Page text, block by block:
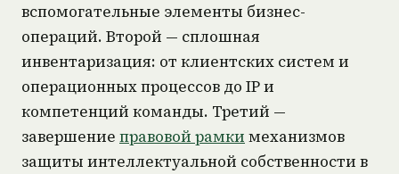
вспомогательные элементы бизнес-
операций. Второй — сплошная
инвентаризация: от клиентских систем и
операционных процессов до IP и
компетенций команды. Третий —
завершение правовой рамки механизмов
защиты интеллектуальной собственности в